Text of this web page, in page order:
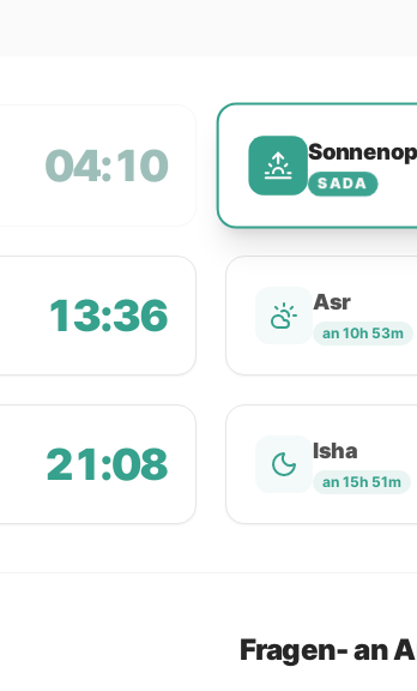
04:10 SADA
13:36 Asr
an 10h 53m
21:08 Isha
an 15h 51m
Fragen- an